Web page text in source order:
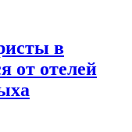
в
от отелей